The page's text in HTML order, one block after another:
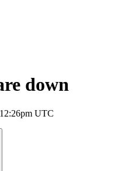
down
UTC